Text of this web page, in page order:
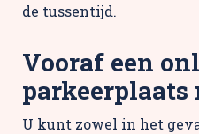
de tussentijd.
Vooraf een
parkeerplaats
U kunt zowel in het